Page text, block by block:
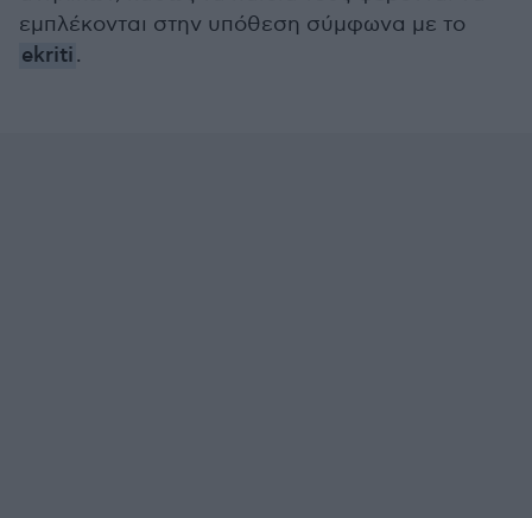
εμπλέκονται στην υπόθεση σύμφωνα με το
ekriti.